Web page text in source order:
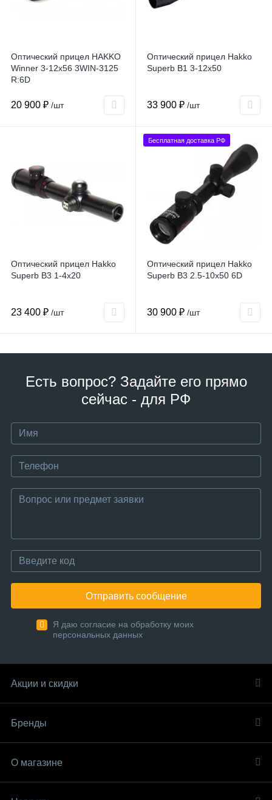
Оптический прицел HAKKO
Winner 3-12x56 3WIN-3125
R:6D
20 900 ₽ /шт
Оптический прицел Hakko
Superb B1 3-12x50
33 900 ₽ /шт
Оптический прицел Hakko
Superb B3 1-4x20
23 400 ₽ /шт
Бесплатная доставка РФ
Оптический прицел Hakko
Superb B3 2.5-10x50 6D
30 900 ₽ /шт
Есть вопрос? Задайте его прямо
сейчас - для РФ
Отправить сообщение
Я даю согласие на обработку моих
персональных данных
Акции и скидки
Бренды
О магазине